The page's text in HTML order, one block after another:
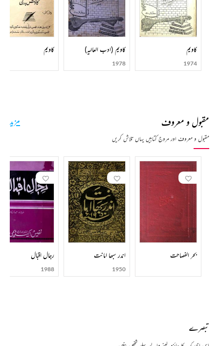
کاویم
1974
کاویم (ادب العالیہ)
1978
کاویم
مقبول و معروف
مقبول و معروف اور مروج کتابیں یہاں تلاش کریں
مزید
بحر الفصاحت اندر سبھا امانت
1950
رجال اقبال
1988
تبصرے